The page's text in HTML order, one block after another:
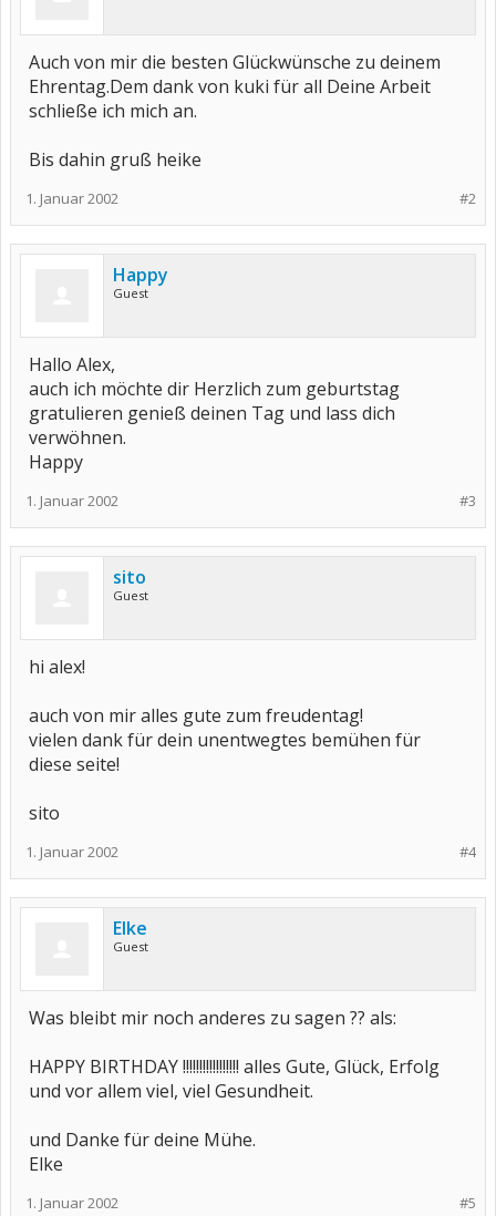
Auch von mir die besten Glückwünsche zu deinem
Ehrentag.Dem dank von kuki für all Deine Arbeit
schließe ich mich an.
Bis dahin gruß heike
#2
1. Januar 2002
Happy
Guest
Hallo Alex,
auch ich möchte dir Herzlich zum geburtstag
gratulieren genieß deinen Tag und lass dich
verwöhnen.
Happy
#3
1. Januar 2002
sito
Guest
hi alex!
auch von mir alles gute zum freudentag!
vielen dank für dein unentwegtes bemühen für
diese seite!
sito
#4
1. Januar 2002
Elke
Guest
Was bleibt mir noch anderes zu sagen ?? als:
HAPPY BIRTHDAY !!!!!!!!!!!!!!!!! alles Gute, Glück, Erfolg
und vor allem viel, viel Gesundheit.
und Danke für deine Mühe.
Elke
#5
1. Januar 2002